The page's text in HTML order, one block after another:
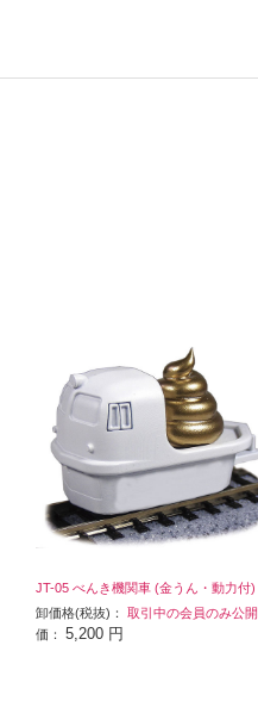
JT-05 べんき機関車 (金うん・動力付)
卸価格(税抜)： 取引中の会員のみ公開
価： 5,200 円